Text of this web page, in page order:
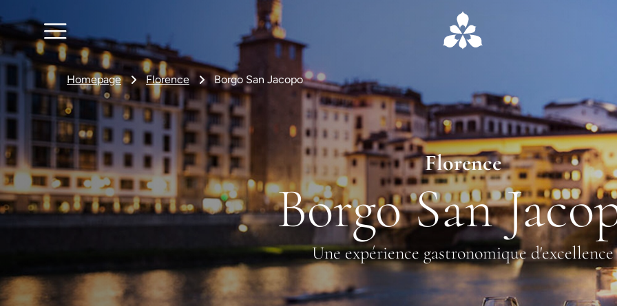
Homepage Florence Borgo San Jacopo
Florence
Borgo San
Une expérience gastronomique d'excellence